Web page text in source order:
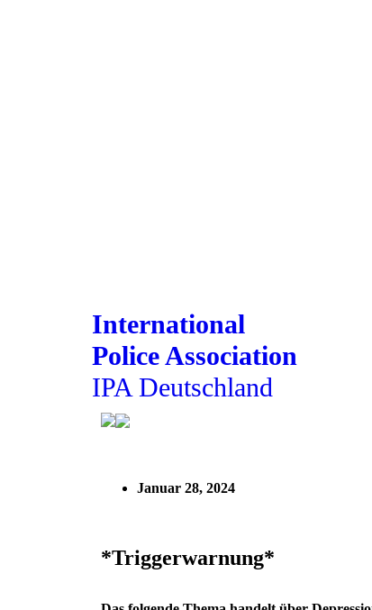
International
Police Association
IPA Deutschland
Januar 28, 2024
*Triggerwarnung*